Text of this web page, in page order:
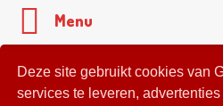
Deze site gebruikt cookies van
services te leveren, advertenties
Menu